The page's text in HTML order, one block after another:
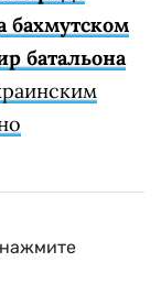
бахмутском
батальона